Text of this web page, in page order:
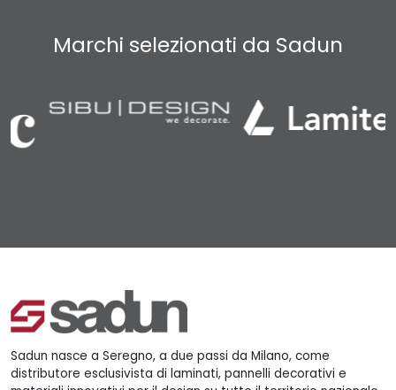
Marchi selezionati da Sadun
Sadun nasce a Seregno, a due passi da Milano, come
distributore esclusivista di laminati, pannelli decorativi e